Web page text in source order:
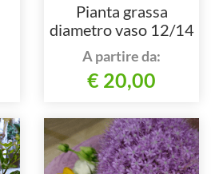
Pianta grassa
diametro vaso 12/14
cm
A partire da:
€ 20,00